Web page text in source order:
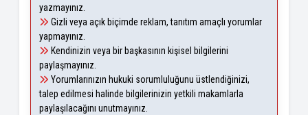
yazmayınız.
Gizli veya açık biçimde reklam, tanıtım amaçlı yorumlar
yapmayınız.
Kendinizin veya bir başkasının kişisel bilgilerini
paylaşmayınız.
Yorumlarınızın hukuki sorumluluğunu üstlendiğinizi,
talep edilmesi halinde bilgilerinizin yetkili makamlarla
paylaşılacağını unutmayınız.